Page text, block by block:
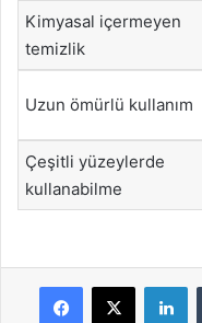
Kimyasal içermeyen
temizlik
Uzun ömürlü kullanım
Çeşitli yüzeylerde
kullanabilme
Facebook
X